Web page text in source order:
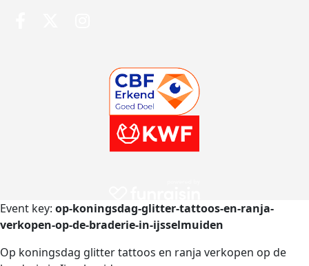
Event key: op-koningsdag-glitter-tattoos-en-ranja-
verkopen-op-de-braderie-in-ijsselmuiden
Op koningsdag glitter tattoos en ranja verkopen op de